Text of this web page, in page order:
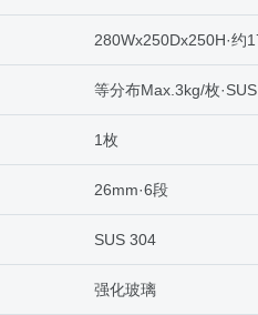
280Wx250Dx250H·约
等分布Max.3kg/枚
1枚
26mm·6段
SUS 304
强化玻璃